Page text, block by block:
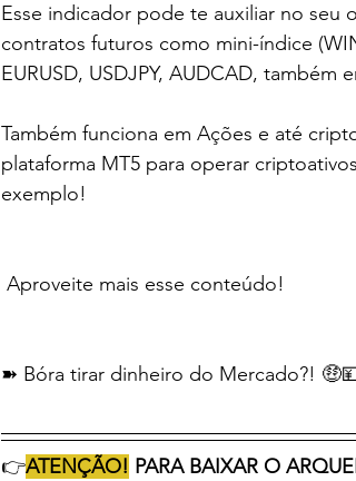
Esse indicador pode te auxiliar no seu
contratos futuros como mini-índice
EURUSD, USDJPY, AUDCAD,
Também funciona em Ações e até
plataforma MT5 para operar
exemplo!
Aproveite mais esse conteúdo!
➽ Bóra tirar dinheiro do Mercado?!
👉ATENÇÃO! PARA BAIXAR O